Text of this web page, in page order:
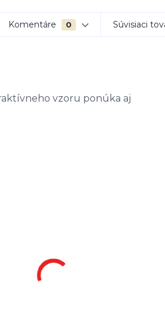
Komentáre 0 Súvisiaci
vzoru ponúka aj